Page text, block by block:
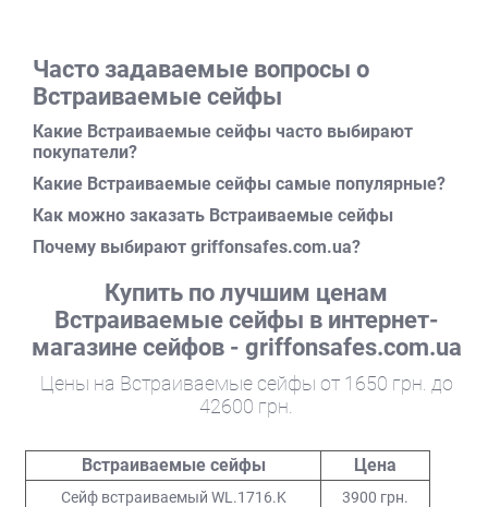
стену, в которую встраивается изделие. Она должна
защищать его от взлома через стену, т.е. быть
достаточно прочной - не гипсокартон и не легкие
пористые материалы - и иметь достаточную ширину для
встраивания сейфа - больше глубины изделия не менее,
чем на 150 мм.
Нельзя встраивать сейфы в наружные
стены дома, а также стены, выходящие в общие
коридоры, как с точки зрения безопасности, так и для
конденсационной влаги.
Характеристики встраиваемых
сейфов
Серии сейфов: W, WL, WB, FB,
1, класс S2 по EN 14450
Максимальная высота , мм: 600
Максимальная ширина, мм: 480
Часто задаваемые вопросы о
Встраиваемые сейфы
Какие Встраиваемые сейфы часто выбирают
покупатели?
Какие Встраиваемые сейфы самые популярные?
Как можно заказать Встраиваемые сейфы
Почему выбирают griffonsafes.com.ua?
Купить по лучшим ценам
Встраиваемые сейфы в интернет-
магазине сейфов - griffonsafes.com.ua
Цены на Встраиваемые сейфы от 1650 грн. до
42600 грн.
Встраиваемые сейфы Цена
Сейф встраиваемый WL.1716.K 3900 грн.